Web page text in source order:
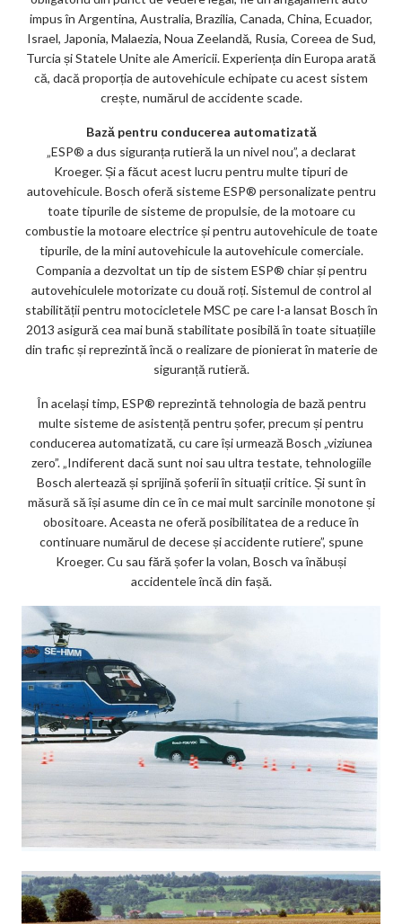
impus în Argentina, Australia, Brazilia, Canada, China, Ecuador,
Israel, Japonia, Malaezia, Noua Zeelandă, Rusia, Coreea de Sud,
Turcia și Statele Unite ale Americii. Experiența din Europa arată
că, dacă proporția de autovehicule echipate cu acest sistem
crește, numărul de accidente scade.
Bază pentru conducerea automatizată
„ESP® a dus siguranța rutieră la un nivel nou”, a declarat
Kroeger. Și a făcut acest lucru pentru multe tipuri de
autovehicule. Bosch oferă sisteme ESP® personalizate pentru
toate tipurile de sisteme de propulsie, de la motoare cu
combustie la motoare electrice și pentru autovehicule de toate
tipurile, de la mini autovehicule la autovehicule comerciale.
Compania a dezvoltat un tip de sistem ESP® chiar și pentru
autovehiculele motorizate cu două roți. Sistemul de control al
stabilității pentru motocicletele MSC pe care l-a lansat Bosch în
2013 asigură cea mai bună stabilitate posibilă în toate situațiile
din trafic și reprezintă încă o realizare de pionierat în materie de
siguranță rutieră.
În același timp, ESP® reprezintă tehnologia de bază pentru
multe sisteme de asistență pentru șofer, precum și pentru
conducerea automatizată, cu care își urmează Bosch „viziunea
zero”. „Indiferent dacă sunt noi sau ultra testate, tehnologiile
Bosch alertează și sprijină șoferii în situații critice. Și sunt în
măsură să își asume din ce în ce mai mult sarcinile monotone și
obositoare. Aceasta ne oferă posibilitatea de a reduce în
continuare numărul de decese și accidente rutiere”, spune
Kroeger. Cu sau fără șofer la volan, Bosch va înăbuși
accidentele încă din fașă.